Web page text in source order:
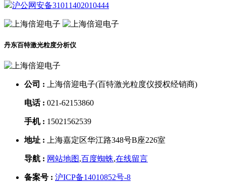
沪公网安备31011402010444
丹东百特激光粒度分析仪
公司 : 上海倍迎电子(百特激光粒度仪授权经销商)
电话 : 021-62153860
手机 : 15021562539
地址 : 上海嘉定区华江路348号B座226室
导航 : 网站地图,百度蜘蛛,在线留言
备案号 : 沪ICP备14010852号-8